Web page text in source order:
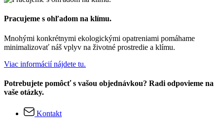
Pracujeme s ohľadom na klímu.
Mnohými konkrétnymi ekologickými opatreniami pomáhame
minimalizovať náš vplyv na životné prostredie a klímu.
Viac informácií nájdete tu.
Potrebujete pomôcť s vašou objednávkou? Radi odpovieme na
vaše otázky.
Kontakt